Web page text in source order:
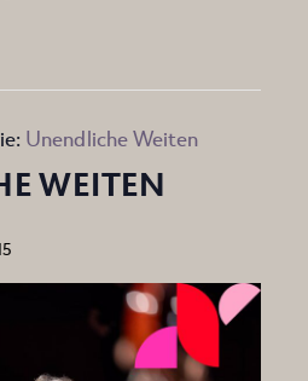
Unendliche Weiten
WEITEN